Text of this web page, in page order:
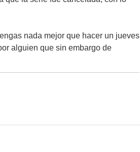
nada mejor que hacer un jueves
alguien que sin embargo de